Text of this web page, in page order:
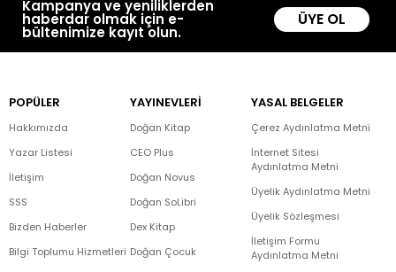
Kampanya ve yeniliklerden
haberdar olmak için e-
bültenimize kayıt olun.
ÜYE OL
POPÜLER
Hakkımızda
Yazar Listesi
İletişim
SSS
Bizden Haberler
Bilgi Toplumu Hizmetleri
YAYINEVLERİ
Doğan Kitap
CEO Plus
Doğan Novus
Doğan SoLibri
Dex Kitap
Doğan Çocuk
YASAL BELGELER
Çerez Aydınlatma Metni
İnternet Sitesi
Aydınlatma Metni
Üyelik Aydınlatma Metni
Üyelik Sözleşmesi
İletişim Formu
Aydınlatma Metni